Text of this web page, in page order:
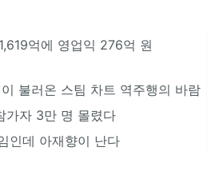
억에 영업익 276억 원
불러온 스팀 차트 역주행의 바람
가자 3만 명 몰렸다
인데 아재향이 난다